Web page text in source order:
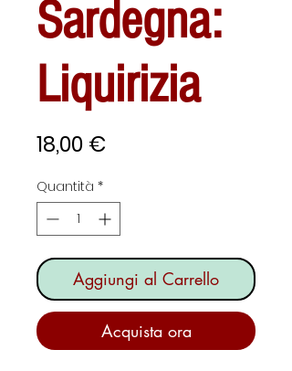
Sardegna:
Liquirizia
18,00 €
Quantità *
Aggiungi al Carrello
Acquista ora